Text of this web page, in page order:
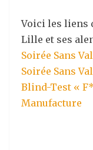
Voici les liens
Lille et ses
Soirée Sans
Soirée Sans
Blind-Test «
Manufacture